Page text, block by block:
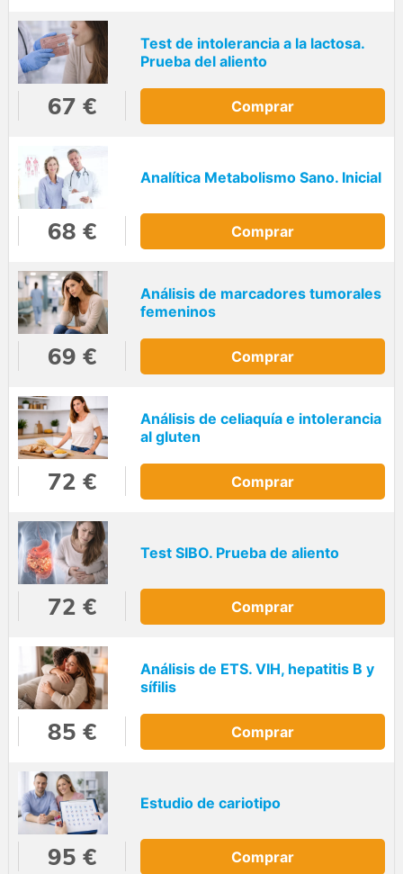
Test de intolerancia a la lactosa.
Prueba del aliento
67 € Comprar
Analítica Metabolismo Sano. Inicial
68 € Comprar
Análisis de marcadores tumorales
femeninos
69 € Comprar
Análisis de celiaquía e intolerancia
al gluten
72 € Comprar
Test SIBO. Prueba de aliento
72 € Comprar
Análisis de ETS. VIH, hepatitis B y
sífilis
85 € Comprar
Estudio de cariotipo
95 € Comprar